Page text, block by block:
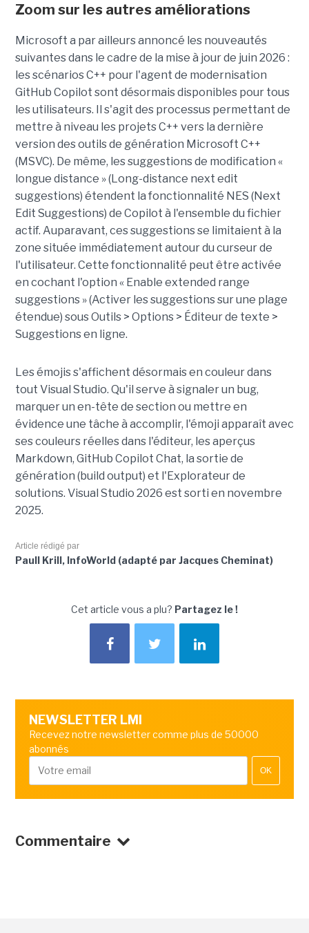
Zoom sur les autres améliorations
Microsoft a par ailleurs annoncé les nouveautés
suivantes dans le cadre de la mise à jour de juin 2026 :
les scénarios C++ pour l'agent de modernisation
GitHub Copilot sont désormais disponibles pour tous
les utilisateurs. Il s'agit des processus permettant de
mettre à niveau les projets C++ vers la dernière
version des outils de génération Microsoft C++
(MSVC). De même, les suggestions de modification «
longue distance » (Long-distance next edit
suggestions) étendent la fonctionnalité NES (Next
Edit Suggestions) de Copilot à l'ensemble du fichier
actif. Auparavant, ces suggestions se limitaient à la
zone située immédiatement autour du curseur de
l'utilisateur. Cette fonctionnalité peut être activée
en cochant l'option « Enable extended range
suggestions » (Activer les suggestions sur une plage
étendue) sous Outils > Options > Éditeur de texte >
Suggestions en ligne.
Les émojis s'affichent désormais en couleur dans
tout Visual Studio. Qu'il serve à signaler un bug,
marquer un en-tête de section ou mettre en
évidence une tâche à accomplir, l'émoji apparaît avec
ses couleurs réelles dans l'éditeur, les aperçus
Markdown, GitHub Copilot Chat, la sortie de
génération (build output) et l'Explorateur de
solutions. Visual Studio 2026 est sorti en novembre
2025.
Article rédigé par
Paull Krill, InfoWorld (adapté par Jacques Cheminat)
Cet article vous a plu? Partagez le !
NEWSLETTER LMI
Recevez notre newsletter comme plus de 50000
abonnés
OK
Commentaire